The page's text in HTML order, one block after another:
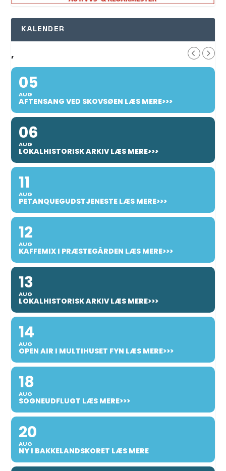
KALENDER
,
05
AUG
AFTENSANG VED SKOVSØEN LÆS MERE>>>
06
AUG
LOKALHISTORISK ARKIV LÆS MERE>>>
11
AUG
PETANQUEGUDSTJENESTE LÆS MERE>>>
12
AUG
KAFFEMIX I PRÆSTEGÅRDEN LÆS MERE>>>
13
AUG
LOKALHISTORISK ARKIV LÆS MERE>>>
14
AUG
OPEN AIR I MULTIHUSET FYN LÆS MERE>>>
18
AUG
SOGNEUDFLUGT LÆS MERE>>>
20
AUG
NY I BAKKELANDSKORET LÆS MERE